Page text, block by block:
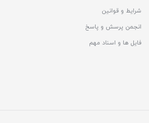
شرایط و قوانین
انجمن پرسش و پاسخ
فایل ها و اسناد مهم